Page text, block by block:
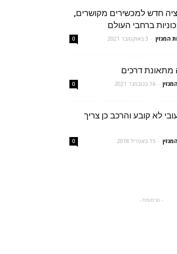
חדש למכשירים מקושרים,
ברחבי העולם
המגזין - 3 באוקטובר 2021 0
מתאונת דרכים
- 16 בנובמבר 2021 0
לא קובע והרכב כן צריך
- 15 באפריל 2018 0
- פרסומת -